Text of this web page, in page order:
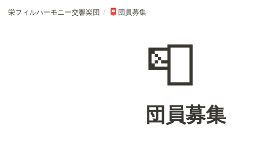
栄フィルハーモニー交響楽団 / 📮 団員募集
📮
団員募集